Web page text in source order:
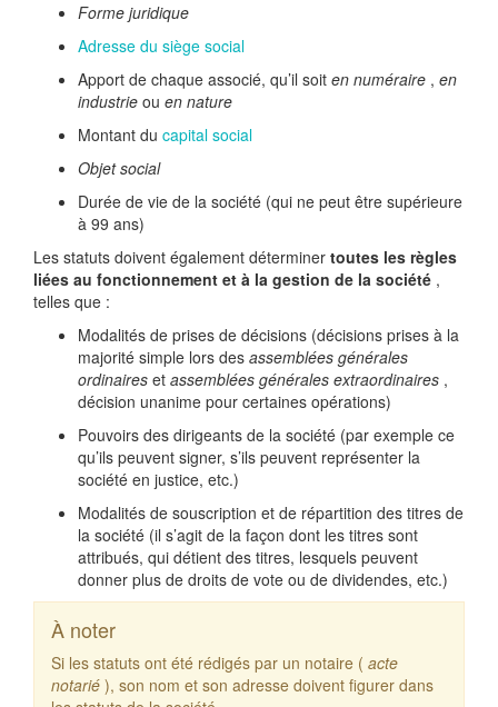
Forme juridique
Adresse du siège social
Apport de chaque associé, qu’il soit en numéraire , en
industrie ou en nature
Montant du capital social
Objet social
Durée de vie de la société (qui ne peut être supérieure
à 99 ans)
Les statuts doivent également déterminer toutes les règles
liées au fonctionnement et à la gestion de la société ,
telles que :
Modalités de prises de décisions (décisions prises à la
majorité simple lors des assemblées générales
ordinaires et assemblées générales extraordinaires ,
décision unanime pour certaines opérations)
Pouvoirs des dirigeants de la société (par exemple ce
qu’ils peuvent signer, s’ils peuvent représenter la
société en justice, etc.)
Modalités de souscription et de répartition des titres de
la société (il s’agit de la façon dont les titres sont
attribués, qui détient des titres, lesquels peuvent
donner plus de droits de vote ou de dividendes, etc.)
À noter
Si les statuts ont été rédigés par un notaire ( acte
notarié ), son nom et son adresse doivent figurer dans